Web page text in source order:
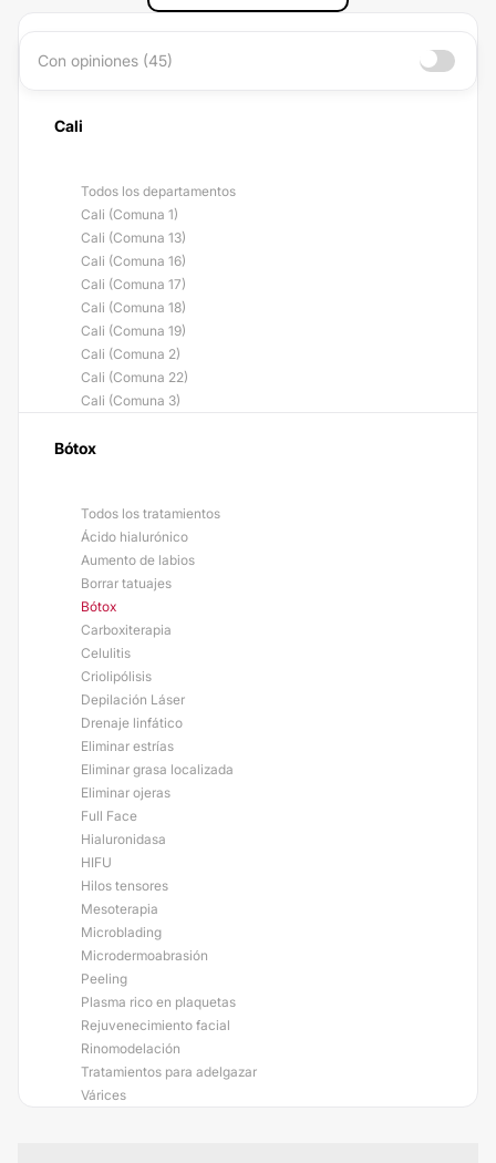
Con opiniones (45)
Cali
Todos los departamentos
Cali (Comuna 1)
Cali (Comuna 13)
Cali (Comuna 16)
Cali (Comuna 17)
Cali (Comuna 18)
Cali (Comuna 19)
Cali (Comuna 2)
Cali (Comuna 22)
Cali (Comuna 3)
Bótox
Todos los tratamientos
Ácido hialurónico
Aumento de labios
Borrar tatuajes
Bótox
Carboxiterapia
Celulitis
Criolipólisis
Depilación Láser
Drenaje linfático
Eliminar estrías
Eliminar grasa localizada
Eliminar ojeras
Full Face
Hialuronidasa
HIFU
Hilos tensores
Mesoterapia
Microblading
Microdermoabrasión
Peeling
Plasma rico en plaquetas
Rejuvenecimiento facial
Rinomodelación
Tratamientos para adelgazar
Várices